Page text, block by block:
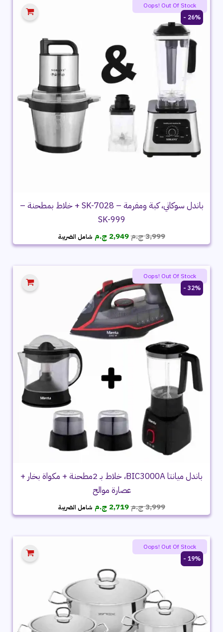
26% -
باندل سوكاني، كبة ومفرمة – SK-7028 + خلاط بمطحنة –
SK-999
3,999ج.مالسعر
الأصلي
3,999 ج.م.
2,949 ج.م السعر
الحالي
2,949 ج.م.
شامل الضريبة
Oops! Out Of Stock
32% -
باندل ميانتا BIC3000A، خلاط بـ 2مطحنة + مكواة بخار +
عصارة موالح
3,999ج.مالسعر
الأصلي
3,999 ج.م.
2,719 ج.م السعر
الحالي
2,719 ج.م.
شامل الضريبة
Oops! Out Of Stock
19% -
Oops! Out Of Stock